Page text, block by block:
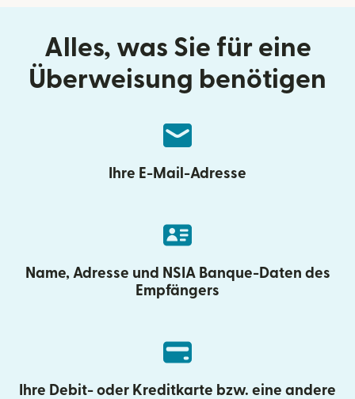
Alles, was Sie für eine
Überweisung benötigen
Ihre E-Mail-Adresse
Name, Adresse und NSIA Banque-Daten des
Empfängers
Ihre Debit- oder Kreditkarte bzw. eine andere